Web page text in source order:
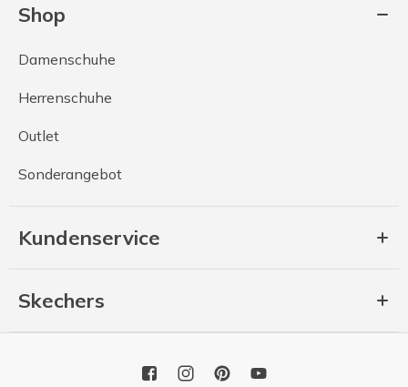
Shop
Damenschuhe
Herrenschuhe
Outlet
Sonderangebot
Kundenservice
Skechers